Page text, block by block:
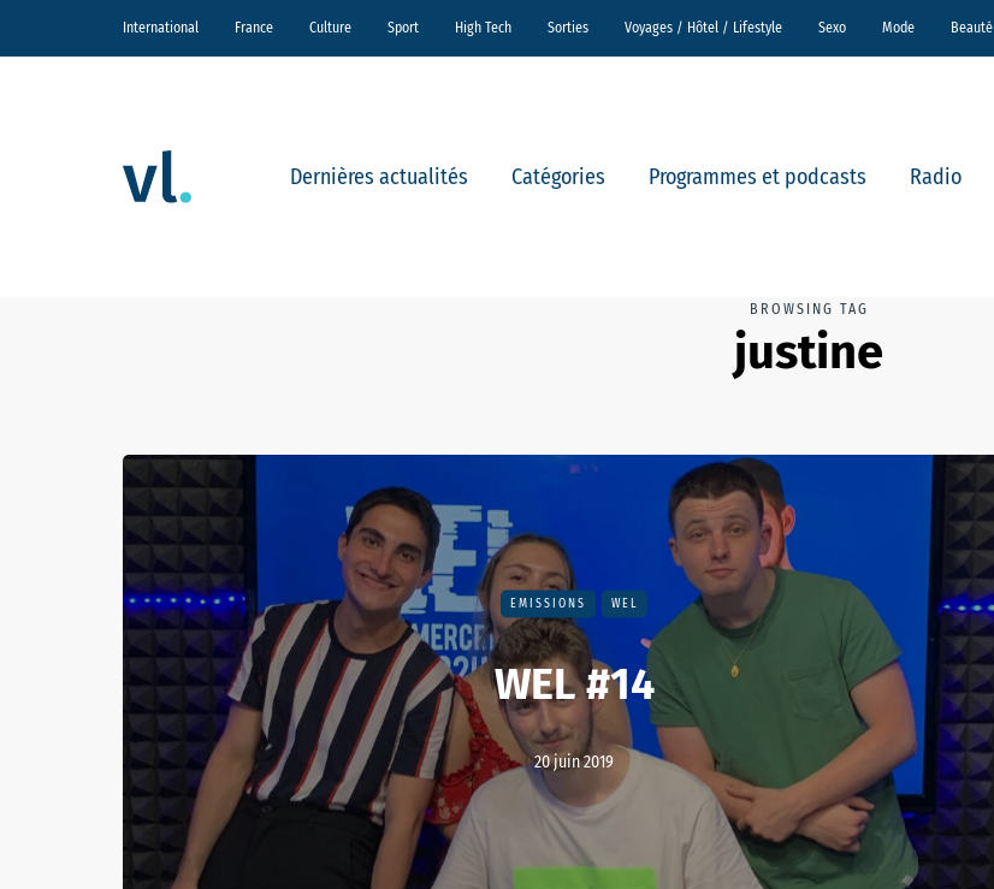
International France Culture Sport High Tech Sorties Voyages / Hôtel / Lifestyle Sexo Mode Beauté
Dernières actualités Catégories Programmes et podcasts Radio
BROWSING TAG
justine
EMISSIONS WEL
WEL #14
20 juin 2019